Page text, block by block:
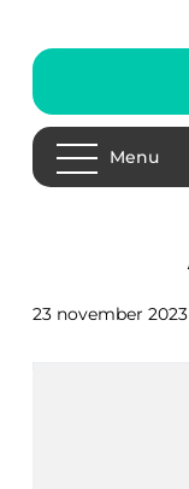
Menu
23 november 2023